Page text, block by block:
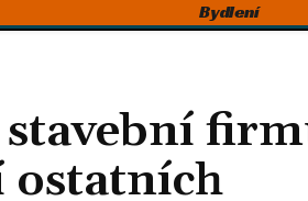
Bydlení
ostatních